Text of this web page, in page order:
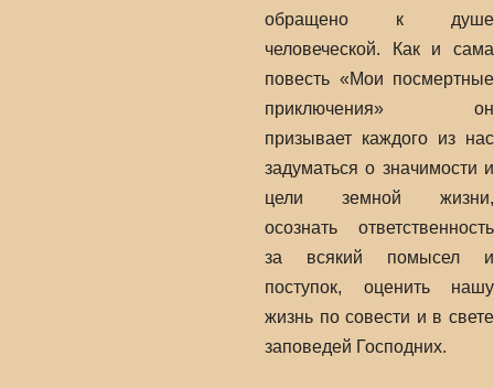
обращено к душе
человеческой. Как и сама
повесть «Мои посмертные
приключения» он
призывает каждого из нас
задуматься о значимости и
цели земной жизни,
осознать ответственность
за всякий помысел и
поступок, оценить нашу
жизнь по совести и в свете
заповедей Господних.